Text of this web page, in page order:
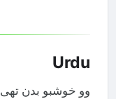
Urdu
وو خوشبو بدن تھی